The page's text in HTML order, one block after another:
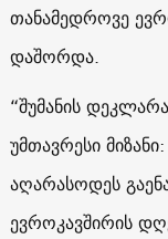
თანამედროვე
დაშორდა.
“შუმანის
უმთავრესი
აღარასოდეს
ევროკავშირის